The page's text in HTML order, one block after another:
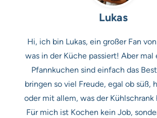
Lukas
Hi, ich bin Lukas, ein großer Fan
was in der Küche passiert! Aber mal
Pfannkuchen sind einfach das
bringen so viel Freude, egal ob süß,
oder mit allem, was der Kühlschrank
Für mich ist Kochen kein Job,